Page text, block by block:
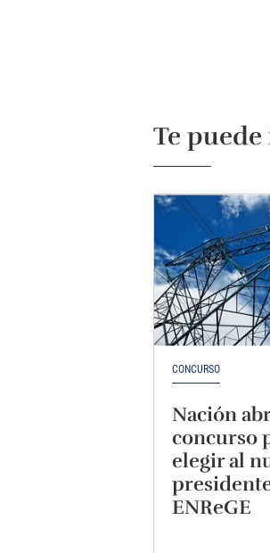
Te
CONCURSO
Nación
concurso
elegir al
ENReGE